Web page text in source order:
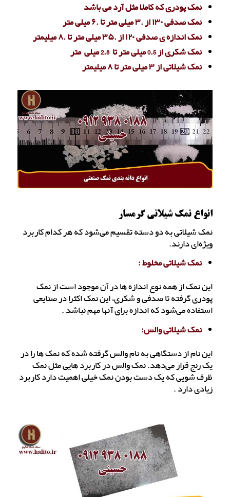
نمک پودری که کاملا مثل آرد می باشد
نمک صدفی ۱۳۰ از .۳ میلی متر تا .۶ میلی متر
نمک اندازه ی صدفی ۱۲۰ از .۳۵ میلی متر تا .۸ میلیمتر
نمک شکری از 0.5 میلی متر تا 2.8 میلی متر
نمک شیلاتی از ۳ میلی متر تا ۸ میلیمتر
انواع نمک شیلاتی گرمسار
نمک شیلاتی به دو دسته تقسیم می‌‌شود که هر کدام کاربرد
ویژه‌ای دارند.
نمک شیلاتی مخلوط :
این نمک از همه نوع اندازه ها در آن موجود است از نمک
پودری گرفته تا صدفی و شکری، این نمک اکثرا در صنایعی
استفاده می‌شود که اندازه برای آنها مهم نباشد .
نمک شیلاتی والس:
این نام از دستگاهی به نام والس گرفته شده که نمک ها را در
یک رنج قرار می‌‌دهد. نمک والس در کاربرد هایی مثل نمک
ظرف شویی که یک دست بودن نمک خیلی اهمیت دارد کاربرد
زیادی دارد .